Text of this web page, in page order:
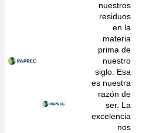
nuestros
residuos
en la
materia
prima de
nuestro
siglo. Esa
es nuestra
razón de
ser. La
excelencia
nos